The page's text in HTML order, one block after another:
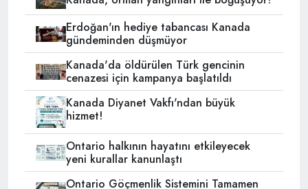
Erdoğan'ın hediye tabancası Kanada
gündeminden düşmüyor
Kanada'da öldürülen Türk gencinin
cenazesi için kampanya başlatıldı
Kanada Diyanet Vakfı'ndan büyük
hizmet!
Ontario halkının hayatını etkileyecek
yeni kurallar kanunlaştı
Ontario Göçmenlik Sistemini Tamamen